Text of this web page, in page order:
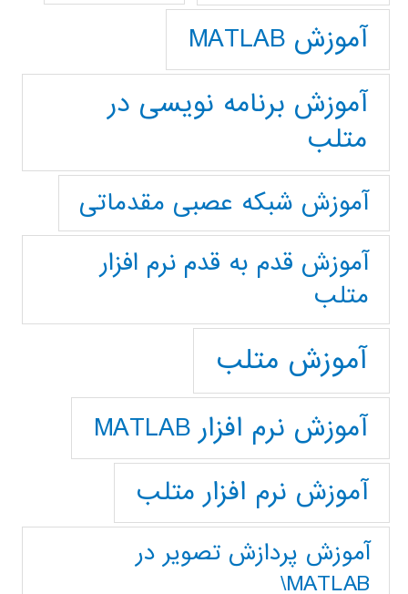
آموزش MATLAB
آموزش برنامه نویسی در
متلب
آموزش شبکه عصبی مقدماتی
آموزش قدم به قدم نرم افزار
متلب
آموزش متلب
آموزش نرم افزار MATLAB
آموزش نرم افزار متلب
آموزش پردازش تصوير در
MATLAB\